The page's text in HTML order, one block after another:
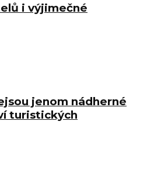
i výjimečné
jenom nádherné
turistických